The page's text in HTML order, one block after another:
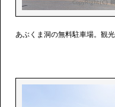
あぶくま洞の無料駐車場。観